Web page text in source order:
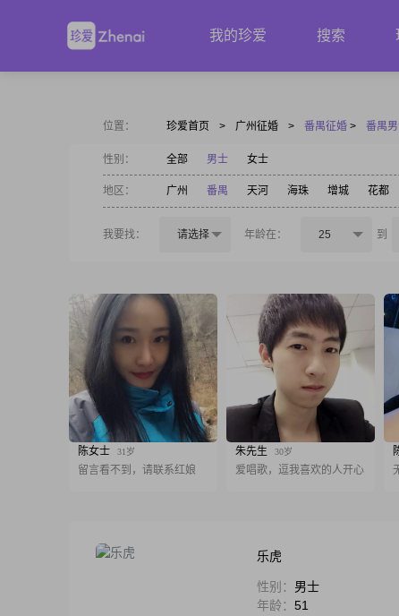
我的珍爱 搜索
位置： 珍爱首页 > 广州征婚 > 番禺征婚 > 番禺
性别： 全部 男士 女士
地区： 广州 番禺 天河 海珠 增城 花都
我要找： 请选择 年龄在： 25 到
陈女士 31岁
留言看不到，请联系红娘
朱先生 30岁
爱唱歌，逗我喜欢的人开心
乐虎
性别： 男士
年龄： 51